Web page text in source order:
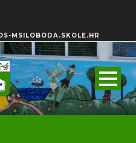
MSILOBODA.SKOLE.HR